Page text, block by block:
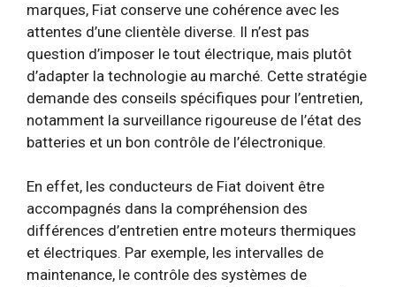
marques, Fiat conserve une cohérence avec les
attentes d’une clientèle diverse. Il n’est pas
question d’imposer le tout électrique, mais plutôt
d’adapter la technologie au marché. Cette stratégie
demande des conseils spécifiques pour l’entretien,
notamment la surveillance rigoureuse de l’état des
batteries et un bon contrôle de l’électronique.
En effet, les conducteurs de Fiat doivent être
accompagnés dans la compréhension des
différences d’entretien entre moteurs thermiques
et électriques. Par exemple, les intervalles de
maintenance, le contrôle des systèmes de